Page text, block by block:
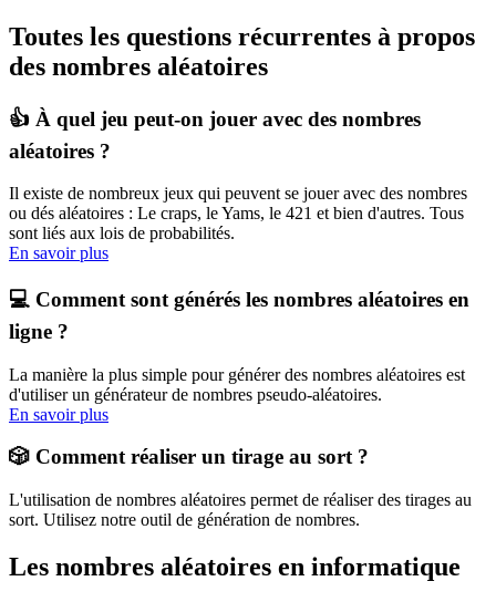
Toutes les questions récurrentes à propos
des nombres aléatoires
👍 À quel jeu peut-on jouer avec des nombres
aléatoires ?
Il existe de nombreux jeux qui peuvent se jouer avec des nombres
ou dés aléatoires : Le craps, le Yams, le 421 et bien d'autres. Tous
sont liés aux lois de probabilités.
En savoir plus
💻 Comment sont générés les nombres aléatoires en
ligne ?
La manière la plus simple pour générer des nombres aléatoires est
d'utiliser un générateur de nombres pseudo-aléatoires.
En savoir plus
🎲 Comment réaliser un tirage au sort ?
L'utilisation de nombres aléatoires permet de réaliser des tirages au
sort. Utilisez notre outil de génération de nombres.
Les nombres aléatoires en informatique